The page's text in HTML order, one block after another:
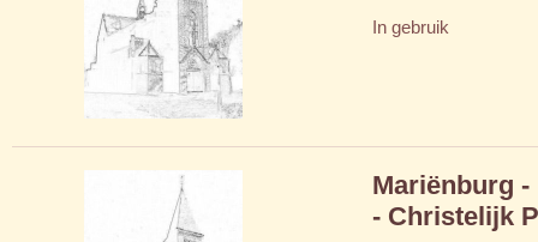
In gebruik
Mariënburg
- Christelijk